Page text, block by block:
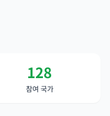
128
참여 국가